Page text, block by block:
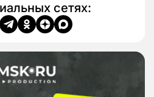
сетях: